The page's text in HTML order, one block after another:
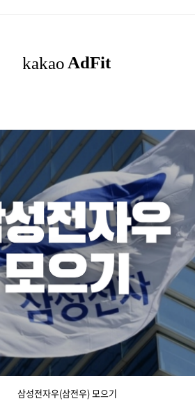
삼성전자우(삼전우) 모으기